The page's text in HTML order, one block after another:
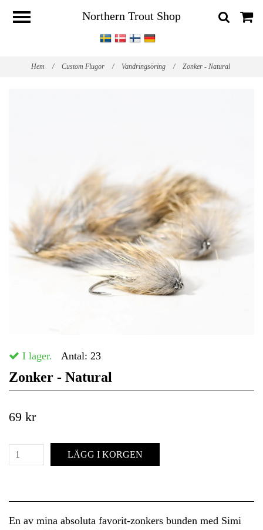
Northern Trout Shop
Hem / Custom Flugor / Vandringsöring / Zonker - Natural
I lager. Antal: 23
Zonker - Natural
69 kr
LÄGG I KORGEN
En av mina absoluta favorit-zonkers bunden med Simi